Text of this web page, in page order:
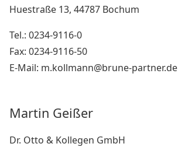
Huestraße 13, 44787 Bochum
Tel.: 0234-9116-0
Fax: 0234-9116-50
E-Mail: m.kollmann@brune-partner.de
Martin Geißer
Dr. Otto & Kollegen GmbH